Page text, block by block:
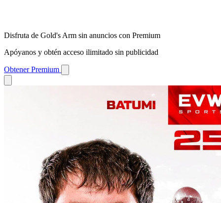
Disfruta de Gold's Arm sin anuncios con Premium
Apóyanos y obtén acceso ilimitado sin publicidad
Obtener Premium